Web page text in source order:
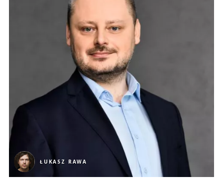
ŁUKASZ RAWA